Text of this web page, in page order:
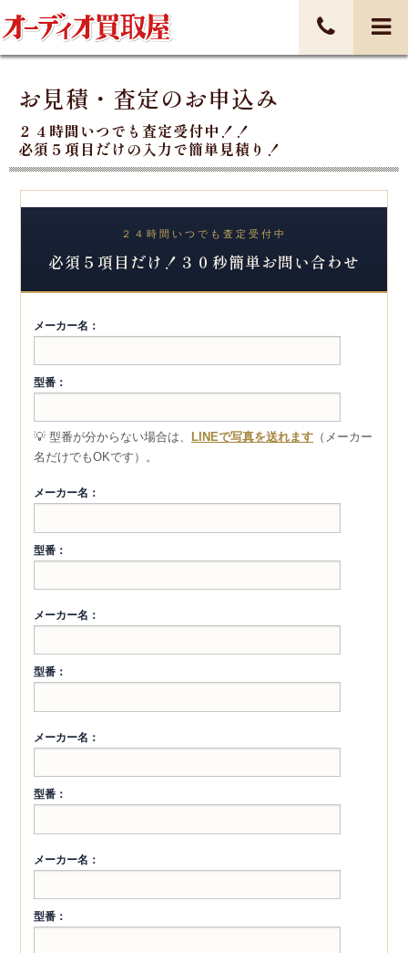
お見積・査定のお申込み
２４時間いつでも査定受付中！！
必須５項目だけの入力で簡単見積り！
２４時間いつでも査定受付中
必須５項目だけ！３０秒簡単お問い合わせ
💡 型番が分からない場合は、 LINEで写真を送れます （メーカー
名だけでもOKです）。